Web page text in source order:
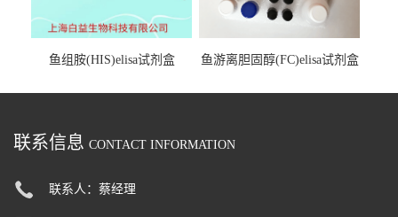
鱼组胺(HIS)elisa试剂盒 鱼游离胆固醇(FC)elisa试剂盒
联系信息 CONTACT INFORMATION
联系人：蔡经理